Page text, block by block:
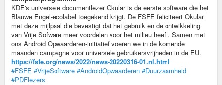
KDE's universele documentlezer Okular is de eerste software die het
Blauwe Engel-ecolabel toegekend krijgt. De FSFE feliciteert Okular
met deze mijlpaal die bevestigt dat het gebruik en de ontwikkeling
van Vrije Sofware meer voordelen voor het milieu heeft. Samen met
ons Android Opwaarderen-initiatief voeren we in de komende
maanden campagne voor universele gebruikersvrijheden in de EU.
https://fsfe.org/news/2022/news-20220316-01.nl.html
#FSFE #VrijeSoftware #AndroidOpwaarderen #Duurzaamheid
#PDFlezers